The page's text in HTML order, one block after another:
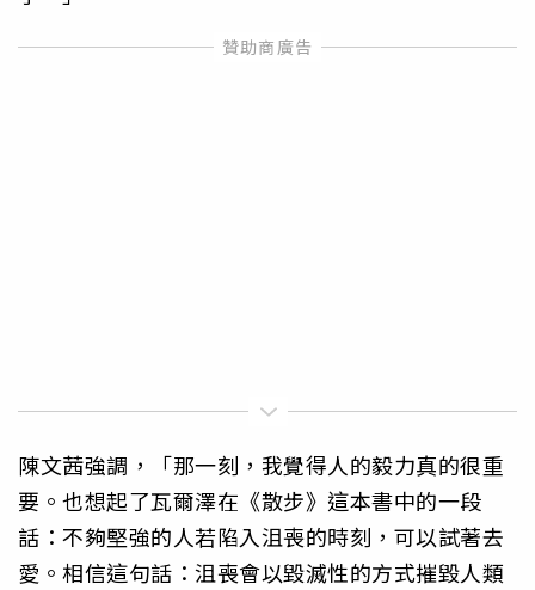
陳文茜強調，「那一刻，我覺得人的毅力真的很重
要。也想起了瓦爾澤在《散步》這本書中的一段
話：不夠堅強的人若陷入沮喪的時刻，可以試著去
愛。相信這句話：沮喪會以毀滅性的方式摧毀人類